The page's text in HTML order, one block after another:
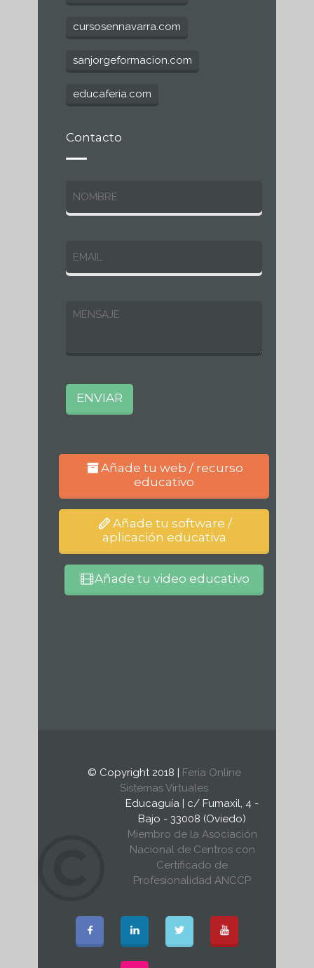
cursosennavarra.com
sanjorgeformacion.com
educaferia.com
Contacto
Añade tu web / recurso
educativo
Añade tu software /
aplicación educativa
Añade tu video educativo
© Copyright 2018 | Feria Online
Sistemas Virtuales
Educaguía | c/ Fumaxil, 4 -
Bajo - 33008 (Oviedo)
Miembro de la Asociación
Nacional de Centros con
Certificado de
Profesionalidad ANCCP